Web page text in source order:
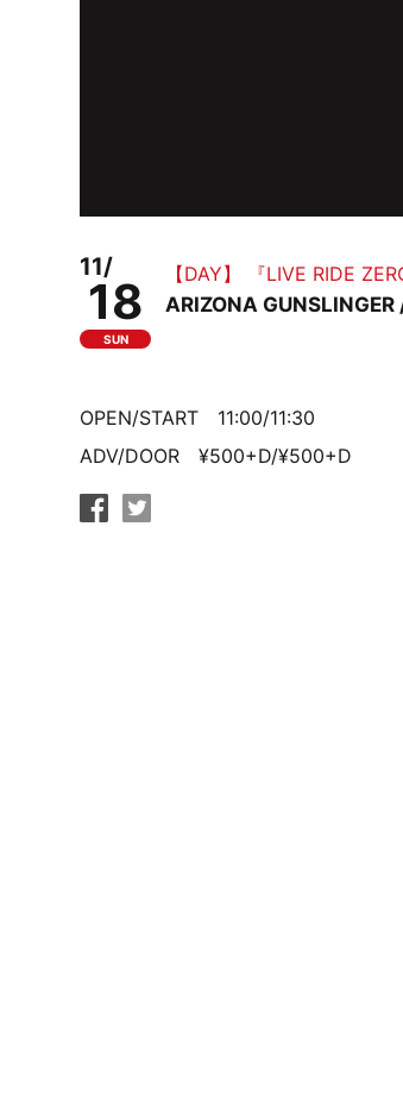
11/
18
SUN
【DAY】 『LIVE RIDE
ARIZONA
OPEN/START 11:00/11:30
ADV/DOOR ¥500+D/¥500+D